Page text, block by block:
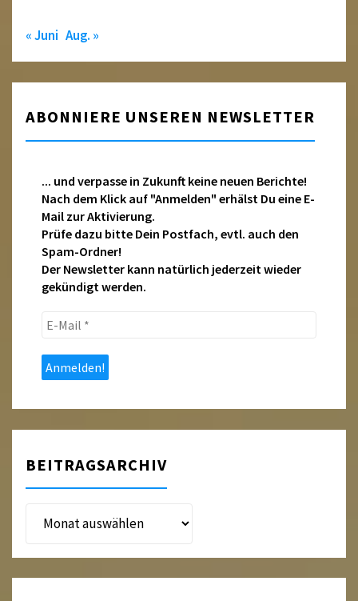
« Juni Aug. »
ABONNIERE UNSEREN NEWSLETTER
... und verpasse in Zukunft keine neuen Berichte!
Nach dem Klick auf "Anmelden" erhälst Du eine E-
Mail zur Aktivierung.
Prüfe dazu bitte Dein Postfach, evtl. auch den
Spam-Ordner!
Der Newsletter kann natürlich jederzeit wieder
gekündigt werden.
E-
*
BEITRAGSARCHIV
Beitragsarchiv